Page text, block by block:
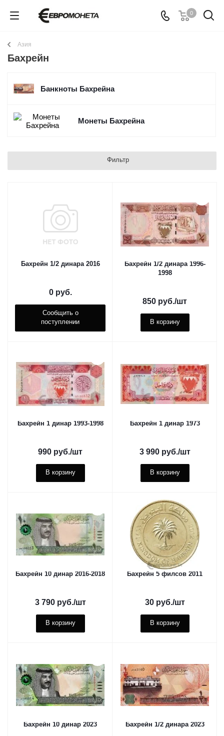
0
Азия
Бахрейн
Банкноты Бахрейна
Монеты Бахрейна
Фильтр
Бахрейн 1/2 динара 2016
0 руб.
Сообщить о
поступлении
Бахрейн 1/2 динара 1996-
1998
850 руб./шт
В корзину
Бахрейн 1 динар 1993-1998
990 руб./шт
В корзину
Бахрейн 1 динар 1973
3 990руб./шт
В корзину
Бахрейн 10 динар 2016-2018
3 790руб./шт
В корзину
Бахрейн 5 филсов 2011
30руб./шт
В корзину
Бахрейн 10 динар 2023 Бахрейн 1/2 динара 2023